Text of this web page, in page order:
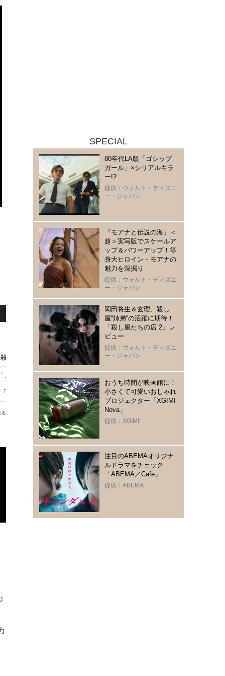
し屋たちの店 2」 イ・ドンウクらと撮影秘話明かす
イド・イン・コリア 2」9月9日配信開始
殺し屋たちの店２」3・4話ビハインド映像
SPECIAL
80年代LA版「ゴシップ
ガール」×シリアルキラ
ー!?
提供：ウォルト・ディズニ
ー・ジャパン
『モアナと伝説の海』＜
超＞実写版でスケールア
ップ＆パワーアップ！等
身大ヒロイン・モアナの
魅力を深掘り
提供：ウォルト・ディズニ
ー・ジャパン
岡田将生＆玄理、殺し
屋“姉弟“の活躍に期待！
「殺し屋たちの店 2」レ
ビュー
提供：ウォルト・ディズニ
ー・ジャパン
おうち時間が映画館に！
小さくて可愛いおしゃれ
プロジェクター「XGIMI
Nova」
提供：XGIMI
注目のABEMAオリジナ
ルドラマをチェック
「ABEMA／Cafe」
提供：ABEMA